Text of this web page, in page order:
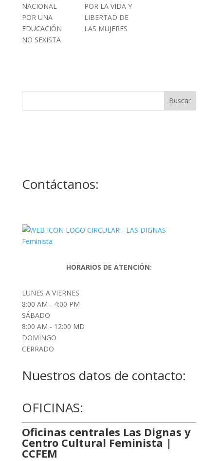
NACIONAL
POR UNA
EDUCACIÓN
NO SEXISTA
POR LA VIDA Y
LIBERTAD DE
LAS MUJERES
Contáctanos:
HORARIOS DE ATENCIÓN:
LUNES A VIERNES
8:00 AM - 4:00 PM
SÁBADO
8:00 AM - 12:00 MD
DOMINGO
CERRADO
Nuestros datos de contacto:
OFICINAS:
Oficinas centrales Las Dignas y
Centro Cultural Feminista |
CCFEM